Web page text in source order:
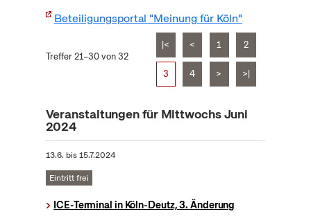
Beteiligungsportal "Meinung für Köln"
Treffer 21–30 von 32
|< < 1 2
3 4 > >|
Veranstaltungen für Mittwochs Juni
2024
13.6. bis15.7.2024
Eintritt frei
ICE-Terminal in Köln-Deutz, 3. Änderung